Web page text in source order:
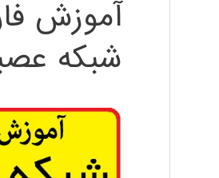
آموزش
شبکه